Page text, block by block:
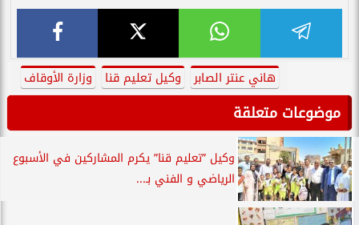
هاني عنتر الصابر وكيل تعليم قنا وزارة الأوقاف
موضوعات متعلقة
وكيل ”تعليم قنا” يكرم المشاركين في الأسبوع
الرياضي و الفني بـ...